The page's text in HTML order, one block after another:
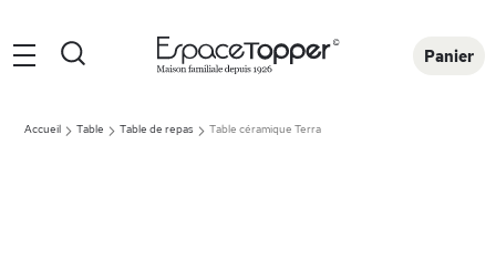
Panier
Rechercher
Accueil Table Table de repas Table céramique Terra